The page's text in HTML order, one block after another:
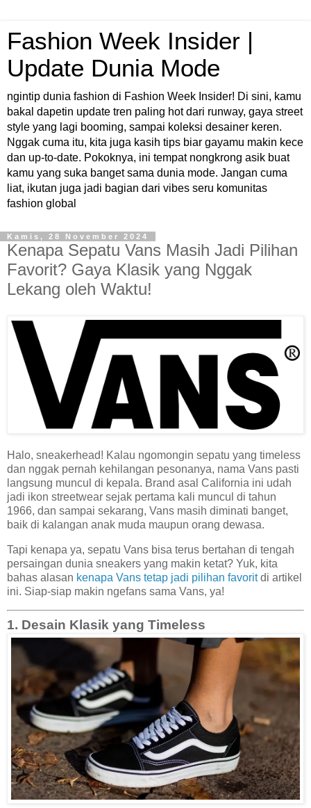
Fashion Week Insider |
Update Dunia Mode
ngintip dunia fashion di Fashion Week Insider! Di sini, kamu
bakal dapetin update tren paling hot dari runway, gaya street
style yang lagi booming, sampai koleksi desainer keren.
Nggak cuma itu, kita juga kasih tips biar gayamu makin kece
dan up-to-date. Pokoknya, ini tempat nongkrong asik buat
kamu yang suka banget sama dunia mode. Jangan cuma
liat, ikutan juga jadi bagian dari vibes seru komunitas
fashion global
Kamis, 28 November 2024
Kenapa Sepatu Vans Masih Jadi Pilihan
Favorit? Gaya Klasik yang Nggak
Lekang oleh Waktu!
Halo, sneakerhead! Kalau ngomongin sepatu yang timeless
dan nggak pernah kehilangan pesonanya, nama Vans pasti
langsung muncul di kepala. Brand asal California ini udah
jadi ikon streetwear sejak pertama kali muncul di tahun
1966, dan sampai sekarang, Vans masih diminati banget,
baik di kalangan anak muda maupun orang dewasa.
Tapi kenapa ya, sepatu Vans bisa terus bertahan di tengah
persaingan dunia sneakers yang makin ketat? Yuk, kita
bahas alasan kenapa Vans tetap jadi pilihan favoritdi artikel
ini. Siap-siap makin ngefans sama Vans, ya!
1. Desain Klasik yang Timeless